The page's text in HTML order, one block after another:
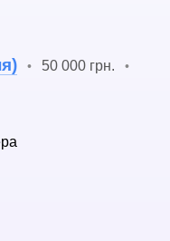
• 50 000 грн. •